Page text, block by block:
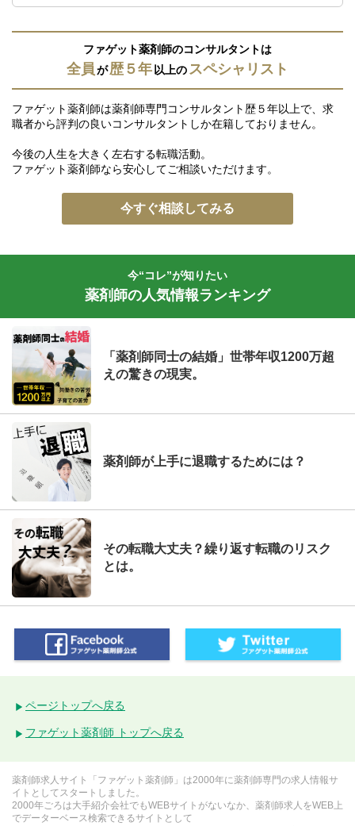
ファゲット薬剤師のコンサルタントは
全員が歴５年以上のスペシャリスト
ファゲット薬剤師は薬剤師専門コンサルタント歴５年以上で、求
職者から評判の良いコンサルタントしか在籍しておりません。
今後の人生を大きく左右する転職活動。
ファゲット薬剤師なら安心してご相談いただけます。
今すぐ相談してみる
今“コレ”が知りたい
薬剤師の人気情報ランキング
「薬剤師同士の結婚」世帯年収1200万超
えの驚きの現実。
薬剤師が上手に退職するためには？
その転職大丈夫？繰り返す転職のリスク
とは。
ページトップへ戻る
ファゲット薬剤師 トップへ戻る
薬剤師求人サイト「ファゲット薬剤師」は2000年に薬剤師専門の求人情報サ
イトとしてスタートしました。
2000年ごろは大手紹介会社でもWEBサイトがないなか、薬剤師求人をWEB上
でデーターベース検索できるサイトとして